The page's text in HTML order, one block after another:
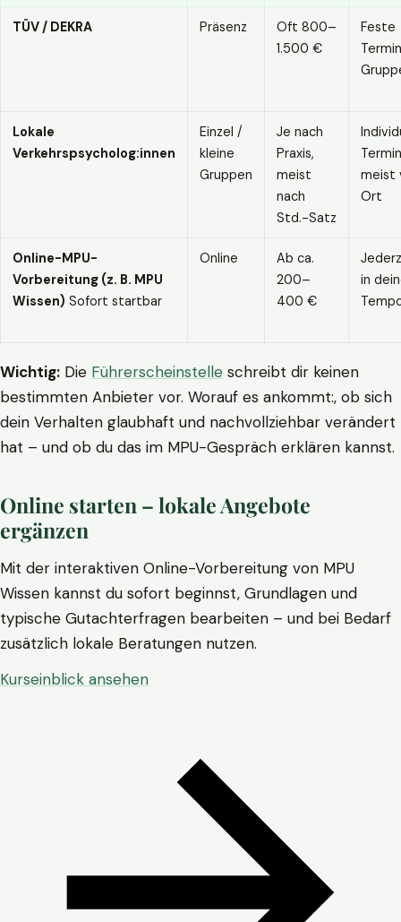
TÜV / DEKRA Präsenz
Oft 800–
1.500 €
Feste
Lokale
Verkehrspsycholog:innen
Einzel /
kleine
Gruppen
Je nach
Praxis,
meist
nach
Std.-Satz
meist
Ort
Online-MPU-
Vorbereitung (z. B. MPU
Wissen) Sofort startbar
Online
Ab ca.
200–
400 €
in
Wichtig: Die Führerscheinstelle schreibt dir keinen
bestimmten Anbieter vor. Worauf es ankommt:, ob sich
dein Verhalten glaubhaft und nachvollziehbar verändert
hat – und ob du das im MPU-Gespräch erklären kannst.
Online starten – lokale Angebote
ergänzen
Mit der interaktiven Online-Vorbereitung von MPU
Wissen kannst du sofort beginnst, Grundlagen und
typische Gutachterfragen bearbeiten – und bei Bedarf
zusätzlich lokale Beratungen nutzen.
Kurseinblick ansehen